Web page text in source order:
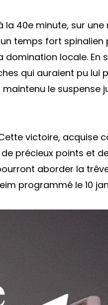
la 40e minute, sur
temps fort
locale. En
qui auraient pu lui
le suspense
victoire, acquise
précieux points et
aborder la
programmé le 10